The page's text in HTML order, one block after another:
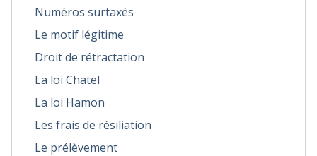
Numéros surtaxés
Le motif légitime
Droit de rétractation
La loi Chatel
La loi Hamon
Les frais de résiliation
Le prélèvement